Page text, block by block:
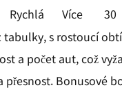
Rychlá Více
30
tabulky, s rostoucí
a počet aut, což
přesnost. Bonusové